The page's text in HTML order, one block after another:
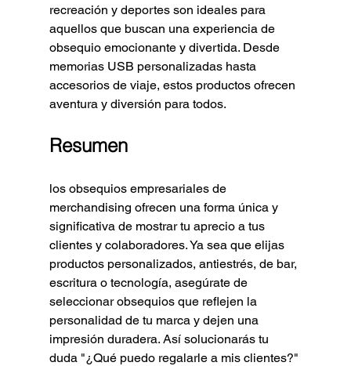
recreación y deportes son ideales para
aquellos que buscan una experiencia de
obsequio emocionante y divertida. Desde
memorias USB personalizadas hasta
accesorios de viaje, estos productos ofrecen
aventura y diversión para todos.
Resumen
los obsequios empresariales de
merchandising ofrecen una forma única y
significativa de mostrar tu aprecio a tus
clientes y colaboradores. Ya sea que elijas
productos personalizados, antiestrés, de bar,
escritura o tecnología, asegúrate de
seleccionar obsequios que reflejen la
personalidad de tu marca y dejen una
impresión duradera. Así solucionarás tu
duda "¿Qué puedo regalarle a mis clientes?"